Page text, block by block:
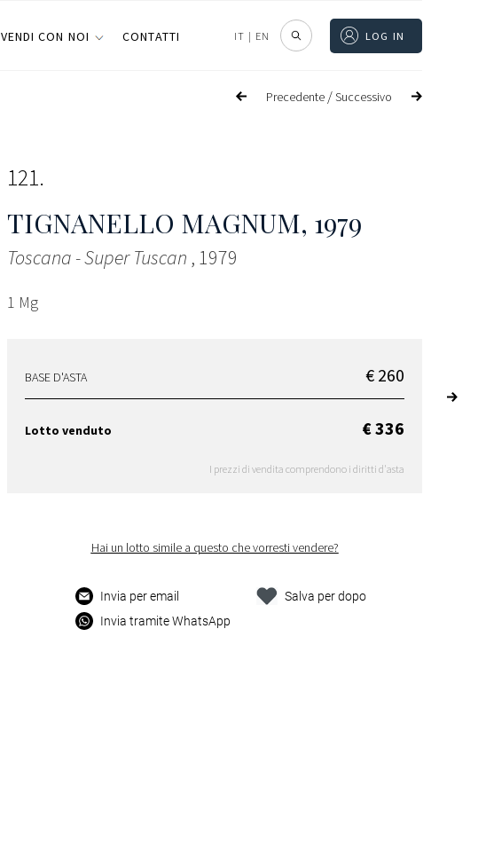
VENDI CON NOI CONTATTI IT | EN LOG IN
Precedente /Successivo
121
TIGNANELLO MAGNUM, 1979
Toscana - Super Tuscan , 1979
1 Mg
BASE D'ASTA € 260
Lotto venduto € 336
I prezzi di vendita comprendono i diritti d'asta
Hai un lotto simile a questo che vorresti vendere?
Invia per email
Invia tramite WhatsApp
Salva per dopo